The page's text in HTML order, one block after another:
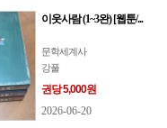
이웃사람 (1~3완) [웹툰/...
문학세계사
강풀
권당 5,000원
2026-06-20